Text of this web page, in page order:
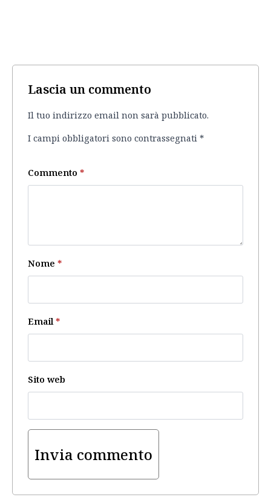
Lascia un commento
Il tuo indirizzo email non sarà pubblicato.
I campi obbligatori sono contrassegnati *
Commento *
Nome *
Email *
Sito web